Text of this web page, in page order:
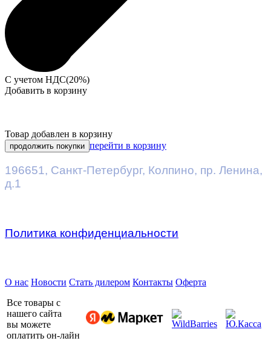
С учетом НДС(20%)
Добавить в корзину
Товар добавлен в корзину
продолжить покупки перейти в корзину
196651, Санкт-Петербург, Колпино, пр. Ленина,
д.1
Политика конфиденциальности
О нас Новости Стать дилером Контакты Оферта
Все товары с
нашего сайта
вы можете
оплатить он-лайн